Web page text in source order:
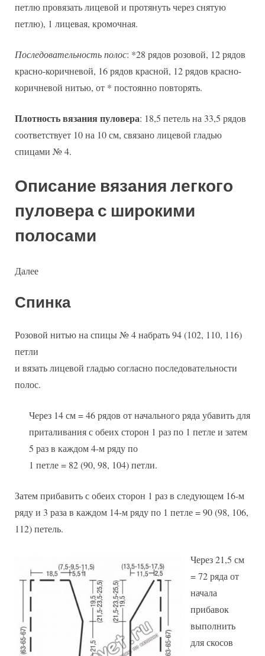
петлю провязать лицевой и протянуть через снятую
петлю), 1 лицевая, кромочная.
Последовательность полос: *28 рядов розовой, 12 рядов
красно-коричневой, 16 рядов красной, 12 рядов красно-
коричневой нитью, от * постоянно повторять.
Плотность вязания пуловера: 18,5 петель на 33,5 рядов
соответствует 10 на 10 см, связано лицевой гладью
спицами № 4.
Описание вязания легкого
пуловера с широкими
полосами
Далее
Спинка
Розовой нитью на спицы № 4 набрать 94 (102, 110, 116)
петли
и вязать лицевой гладью согласно последовательности
полос.
Через 14 см = 46 рядов от начального ряда убавить для
приталивания с обеих сторон 1 раз по 1 петле и затем
5 раз в каждом 4-м ряду по
1 петле = 82 (90, 98, 104) петли.
Затем прибавить с обеих сторон 1 раз в следующем 16-м
ряду и 3 раза в каждом 14-м ряду по 1 петле = 90 (98, 106,
112) петель.
Через 21,5 см
= 72 ряда от
начала
прибавок
выполнить
для скосов